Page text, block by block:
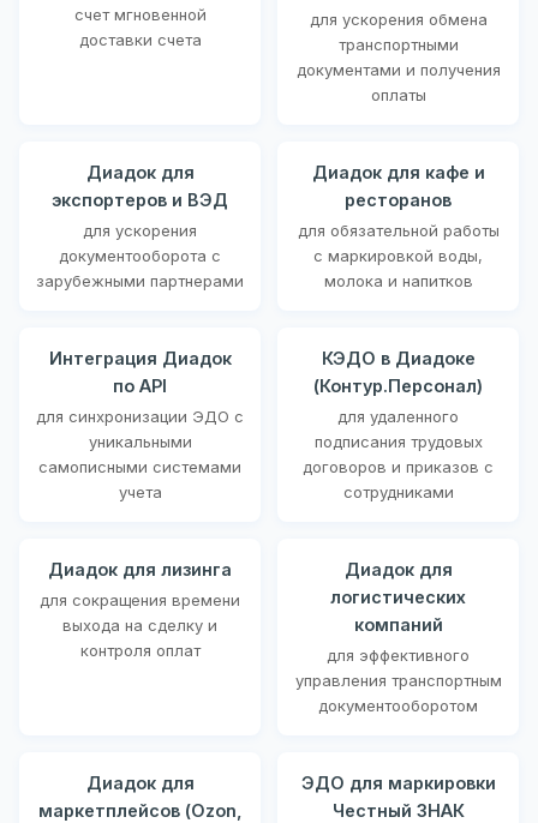
счет мгновенной
доставки счета
для ускорения обмена
транспортными
документами и получения
оплаты
Диадок для
экспортеров и ВЭД
для ускорения
документооборота с
зарубежными партнерами
Диадок для кафе и
ресторанов
для обязательной работы
с маркировкой воды,
молока и напитков
Интеграция Диадок
по API
для синхронизации ЭДО с
уникальными
самописными системами
учета
КЭДО в Диадоке
(Контур.Персонал)
для удаленного
подписания трудовых
договоров и приказов с
сотрудниками
Диадок для лизинга
для сокращения времени
выхода на сделку и
контроля оплат
Диадок для
логистических
компаний
для эффективного
управления транспортным
документооборотом
Диадок для
маркетплейсов (Ozon,
ЭДО для маркировки
Честный ЗНАК